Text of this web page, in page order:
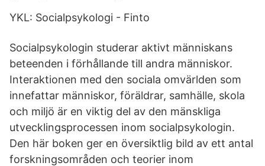
YKL: Socialpsykologi - Finto
Socialpsykologin studerar aktivt människans
beteenden i förhållande till andra människor.
Interaktionen med den sociala omvärlden som
innefattar människor, föräldrar, samhälle, skola
och miljö är en viktig del av den mänskliga
utvecklingsprocessen inom socialpsykologin.
Den här boken ger en översiktlig bild av ett antal
forskningsområden och teorier inom